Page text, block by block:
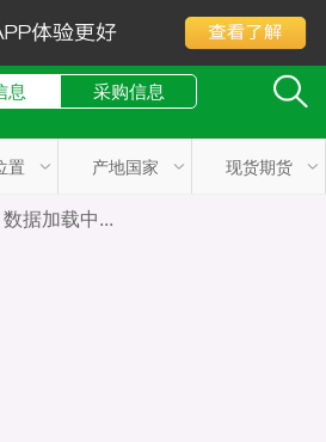
息 采购信息
置 产地国家 现货期货
数据加载中...